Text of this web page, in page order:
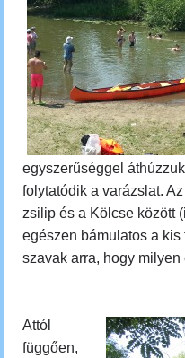
egyszerűséggel
folytatódik a varázslat.
zsilip és a Kölcse között
egészen bámulatos a
szavak arra, hogy
Attól
függően,